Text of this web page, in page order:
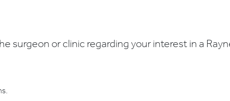
surgeon or clinic regarding your interest in a